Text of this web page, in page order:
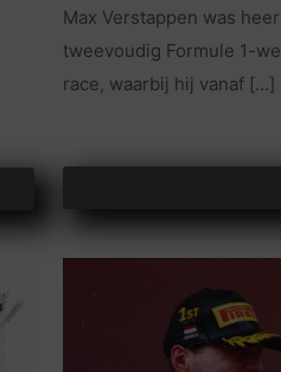
Max Verstappen was
tweevoudig Formule 1-
race, waarbij hij vanaf […]